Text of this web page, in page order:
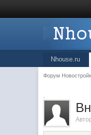
Nhouse.ru
Форум
.